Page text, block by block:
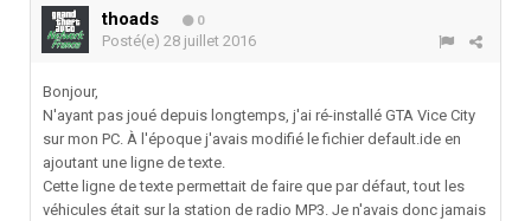
thoads 0
Posté(e) 28 juillet 2016
Bonjour,
N'ayant pas joué depuis longtemps, j'ai ré-installé GTA Vice City
sur mon PC. À l'époque j'avais modifié le fichier default.ide en
ajoutant une ligne de texte.
Cette ligne de texte permettait de faire que par défaut, tout les
véhicules était sur la station de radio MP3. Je n'avais donc jamais